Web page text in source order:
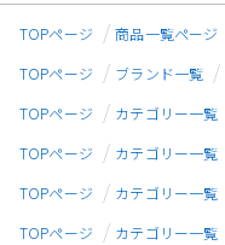
TOPページ 商品一覧ページ
TOPページ
ブランド一覧
TOPページ
カテゴリー一覧
TOPページ
カテゴリー一覧
TOPページ
カテゴリー一覧
TOPページ
カテゴリー一覧